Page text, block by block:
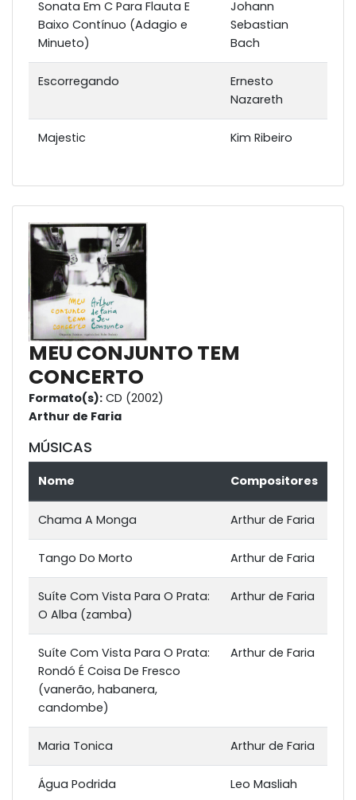
Sonata Em C Para Flauta E
Baixo Contínuo (Adagio e
Minueto)
Johann
Sebastian
Bach
Escorregando
Ernesto
Nazareth
Majestic Kim Ribeiro
MEU CONJUNTO TEM
CONCERTO
Formato(s): CD (2002)
Arthur de Faria
MÚSICAS
Nome Compositores
Chama A Monga Arthur de Faria
Tango Do Morto Arthur de Faria
Suíte Com Vista Para O Prata:
O Alba (zamba)
Arthur de Faria
Suíte Com Vista Para O Prata:
Rondó É Coisa De Fresco
(vanerão, habanera,
candombe)
Arthur de Faria
Maria Tonica Arthur de Faria
Água Podrida Leo Masliah